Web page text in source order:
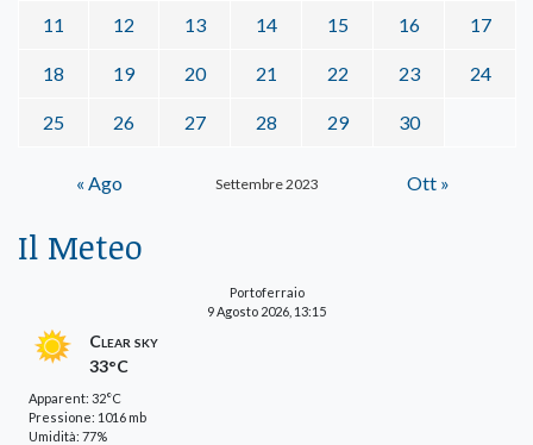
Settembre 2023
11 12 13 14 15 16 17
18 19 20 21 22 23 24
25 26 27 28 29 30
« Ago Ott »
Il Meteo
Portoferraio
9 Agosto 2026, 13:15
Clear sky
33°C
Apparent: 32°C
Pressione: 1016 mb
Umidità: 77%